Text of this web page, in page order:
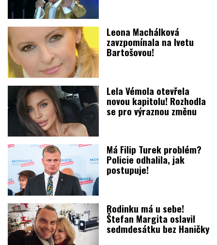
Leona Machálková
zavzpomínala na Ivetu
Bartošovou!
Lela Vémola otevřela
novou kapitolu! Rozhodla
se pro výraznou změnu
Má Filip Turek problém?
Policie odhalila, jak
postupuje!
Rodinku má u sebe!
Štefan Margita oslavil
sedmdesátku bez Haničky